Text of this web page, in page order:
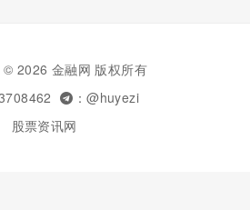
2026 金融网 版权所有
：@huyezi
股票资讯网